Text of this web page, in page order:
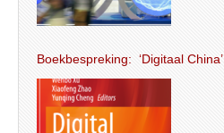
Boekbespreking: ‘Digitaal China’